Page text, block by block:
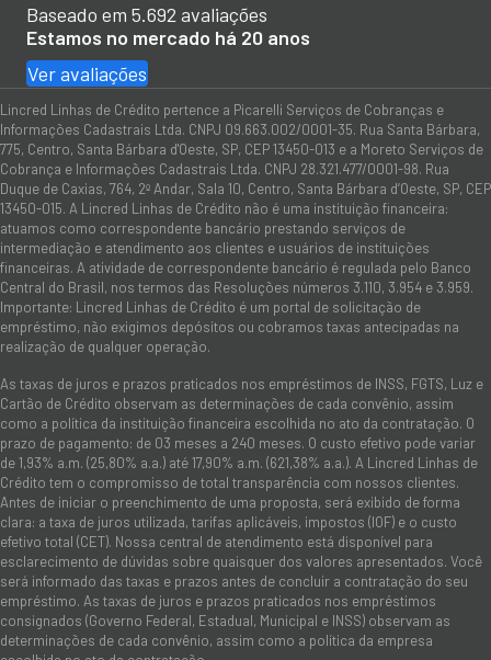
Baseado em 5.692 avaliações
Estamos no mercado há 20 anos
Ver avaliações
Lincred Linhas de Crédito pertence a Picarelli Serviços de Cobranças e
Informações Cadastrais Ltda. CNPJ 09.663.002/0001-35. Rua Santa Bárbara,
775, Centro, Santa Bárbara d'Oeste, SP, CEP 13450-013 e a Moreto Serviços de
Cobrança e Informações Cadastrais Ltda. CNPJ 28.321.477/0001-98. Rua
Duque de Caxias, 764, 2º Andar, Sala 10, Centro, Santa Bárbara d’Oeste, SP, CEP
13450-015. A Lincred Linhas de Crédito não é uma instituição financeira:
atuamos como correspondente bancário prestando serviços de
intermediação e atendimento aos clientes e usuários de instituições
financeiras. A atividade de correspondente bancário é regulada pelo Banco
Central do Brasil, nos termos das Resoluções números 3.110, 3.954 e 3.959.
Importante: Lincred Linhas de Crédito é um portal de solicitação de
empréstimo, não exigimos depósitos ou cobramos taxas antecipadas na
realização de qualquer operação.
As taxas de juros e prazos praticados nos empréstimos de INSS, FGTS, Luz e
Cartão de Crédito observam as determinações de cada convênio, assim
como a política da instituição financeira escolhida no ato da contratação. O
prazo de pagamento: de 03 meses a 240 meses. O custo efetivo pode variar
de 1,93% a.m. (25,80% a.a.) até 17,90% a.m. (621,38% a.a.). A Lincred Linhas de
Crédito tem o compromisso de total transparência com nossos clientes.
Antes de iniciar o preenchimento de uma proposta, será exibido de forma
clara: a taxa de juros utilizada, tarifas aplicáveis, impostos (IOF) e o custo
efetivo total (CET). Nossa central de atendimento está disponível para
esclarecimento de dúvidas sobre quaisquer dos valores apresentados. Você
será informado das taxas e prazos antes de concluir a contratação do seu
empréstimo. As taxas de juros e prazos praticados nos empréstimos
consignados (Governo Federal, Estadual, Municipal e INSS) observam as
determinações de cada convênio, assim como a política da empresa